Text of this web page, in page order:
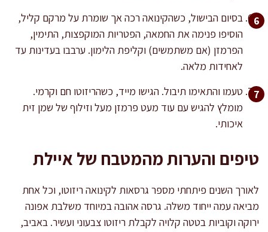
בסיום הבישול, כשהקינואה רכה אך שומרת על מרקם קליל,
הוסיפו פנימה את החמאה, הפטריות המוקפצות, התימין,
הפרמזן (אם משתמשים) וקליפת הלימון. ערבבו בעדינות עד
לאחידות מלאה.
טעמו והתאימו תיבול. הגישו מייד, כשהריזוטו חם וקרמי.
מומלץ להגיש עם עוד מעט פרמזן מעל וזילוף של שמן זית
איכותי.
טיפים והערות מהמטבח של איילת
לאורך השנים פיתחתי מספר גרסאות לקינואה ריזוטו, וכל אחת
מביאה עמה ייחוד משלה. גרסה אהובה במיוחד משלבת אפונה
ירוקה וקוביות בטטה קלויה לקבלת ריזוטו צבעוני ועשיר. באביב,